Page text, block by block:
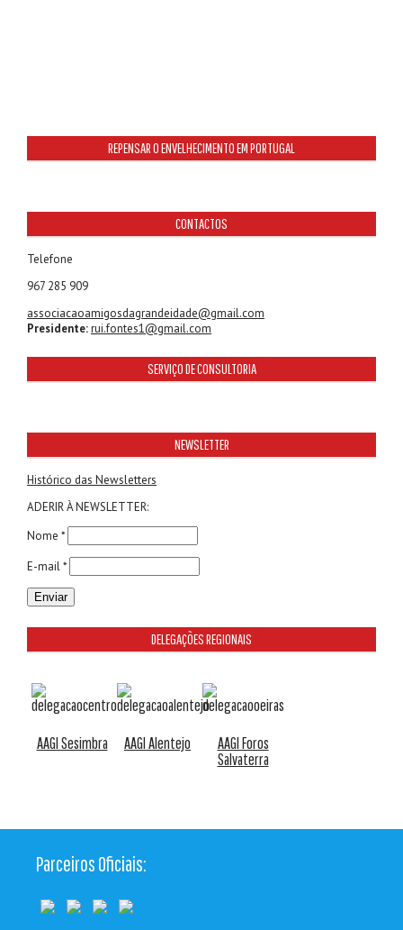
REPENSAR O ENVELHECIMENTO EM PORTUGAL
CONTACTOS
Telefone
967 285 909
associacaoamigosdagrandeidade@gmail.com
Presidente:rui.fontes1@gmail.com
SERVIÇO DE CONSULTORIA
NEWSLETTER
Histórico das Newsletters
ADERIR À NEWSLETTER:
Nome *
E-mail *
DELEGAÇÕES REGIONAIS
AAGI Sesimbra AAGI Alentejo
AAGI Foros
Salvaterra
Parceiros Oficiais: